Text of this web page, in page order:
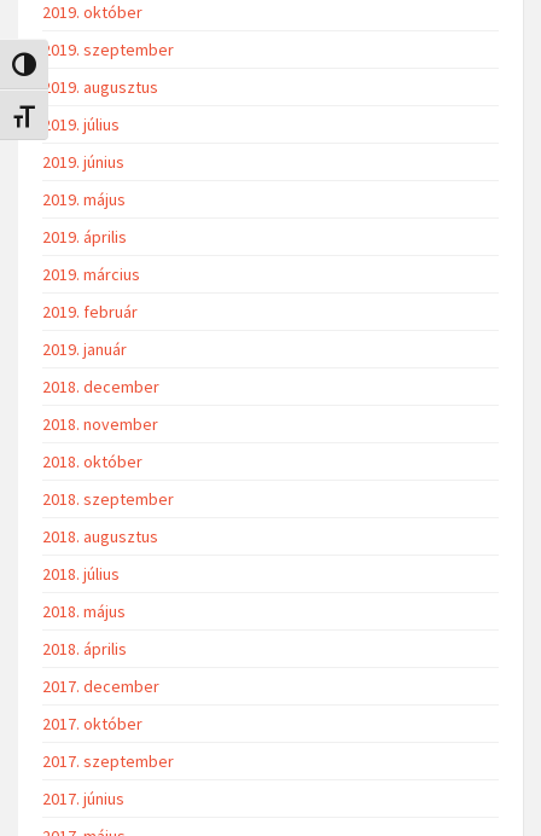
Nagy kontraszt váltása
Betűméret váltása
2019. október
2019. szeptember
2019. augusztus
2019. július
2019. június
2019. május
2019. április
2019. március
2019. február
2019. január
2018. december
2018. november
2018. október
2018. szeptember
2018. augusztus
2018. július
2018. május
2018. április
2017. december
2017. október
2017. szeptember
2017. június